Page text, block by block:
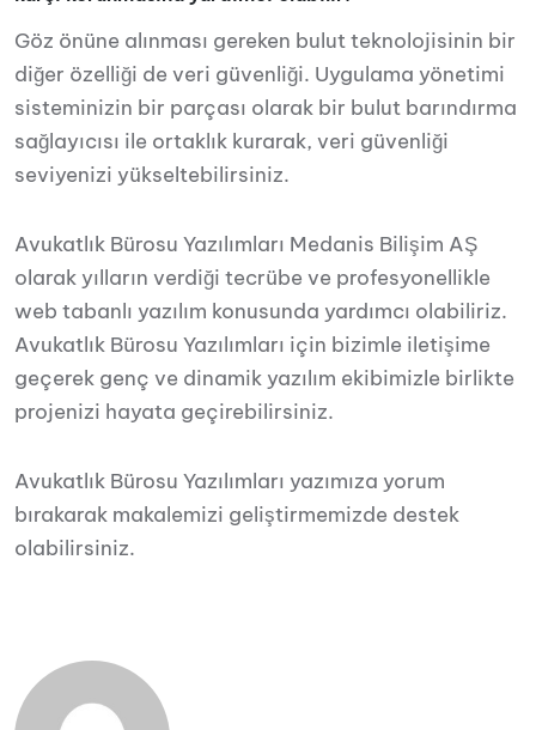
Göz önüne alınması gereken bulut teknolojisinin bir
diğer özelliği de veri güvenliği. Uygulama yönetimi
sisteminizin bir parçası olarak bir bulut barındırma
sağlayıcısı ile ortaklık kurarak, veri güvenliği
seviyenizi yükseltebilirsiniz.
Avukatlık Bürosu Yazılımları Medanis Bilişim AŞ
olarak yılların verdiği tecrübe ve profesyonellikle
web tabanlı yazılım konusunda yardımcı olabiliriz.
Avukatlık Bürosu Yazılımları için bizimle iletişime
geçerek genç ve dinamik yazılım ekibimizle birlikte
projenizi hayata geçirebilirsiniz.
Avukatlık Bürosu Yazılımları yazımıza yorum
bırakarak makalemizi geliştirmemizde destek
olabilirsiniz.